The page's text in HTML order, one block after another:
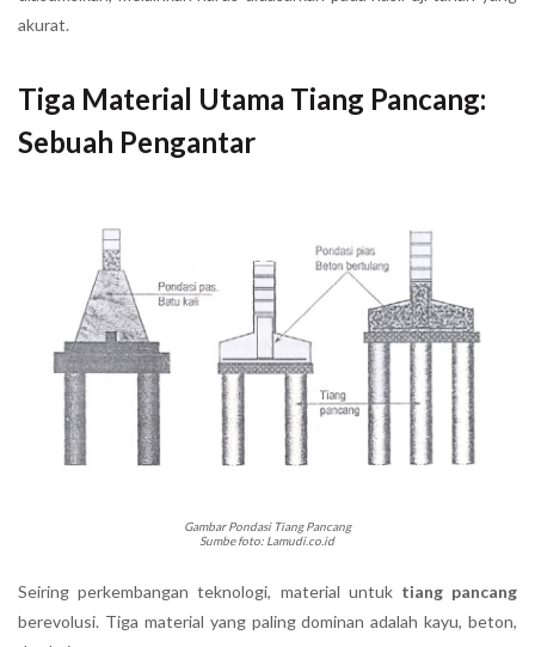
akurat.
Tiga Material Utama Tiang Pancang:
Sebuah Pengantar
Gambar Pondasi Tiang Pancang
Sumbe foto: Lamudi.co.id
Seiring perkembangan teknologi, material untuk tiang pancang
berevolusi. Tiga material yang paling dominan adalah kayu, beton,